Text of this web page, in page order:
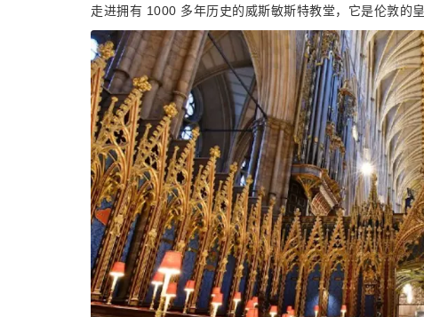
走进拥有 1000 多年历史的威斯敏斯特教堂，它是伦敦的